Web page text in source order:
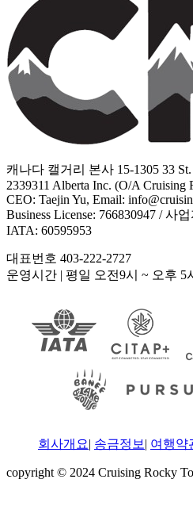
캐나다 캘거리 본사 15-1305 33
2339311 Alberta Inc. (O/A Cruising
CEO: Taejin Yu, Email:
Business License: 766830947 / 사
IATA: 60595953
대표번호 403-222-2727
운영시간 | 평일 오전9시 ~ 오후 5
회사개요| 송금정보 | 여행약
copyright © 2024 Cruising Rocky